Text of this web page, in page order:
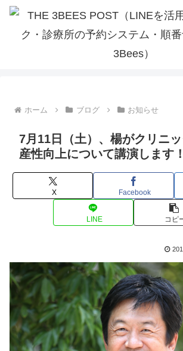
ホーム ブログ お知らせ
7月11日（土）、楊がクリニ
産性向上について講演します！
X Facebook
LINE コピ